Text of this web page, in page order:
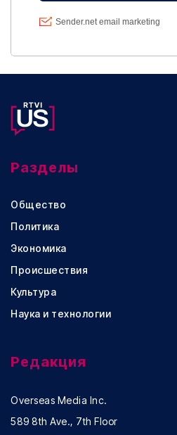
Разделы
Общество
Политика
Экономика
Происшествия
Культура
Наука и технологии
Редакция
Overseas Media Inc.
589 8th Ave., 7th Floor